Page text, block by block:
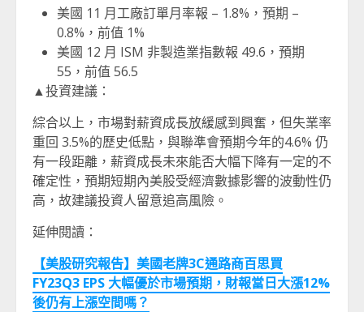
美國 11 月工廠訂單月率報 – 1.8%，預期 –
0.8%，前值 1%
美國 12 月 ISM 非製造業指數報 49.6，預期
55，前值 56.5
▲投資建議：
綜合以上，市場對薪資成長放緩感到興奮，但失業率
重回 3.5%的歷史低點，與聯準會預期今年的4.6% 仍
有一段距離，薪資成長未來能否大幅下降有一定的不
確定性，預期短期內美股受經濟數據影響的波動性仍
高，故建議投資人留意追高風險。
延伸閱讀：
【美股研究報告】美國老牌3C通路商百思買
FY23Q3 EPS 大幅優於市場預期，財報當日大漲12%
後仍有上漲空間嗎？